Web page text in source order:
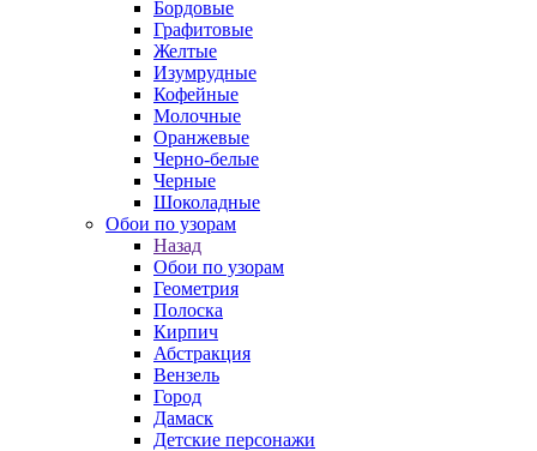
Бордовые
Графитовые
Желтые
Изумрудные
Кофейные
Молочные
Оранжевые
Черно-белые
Черные
Шоколадные
Обои по узорам
Назад
Обои по узорам
Геометрия
Полоска
Кирпич
Абстракция
Вензель
Город
Дамаск
Детские персонажи